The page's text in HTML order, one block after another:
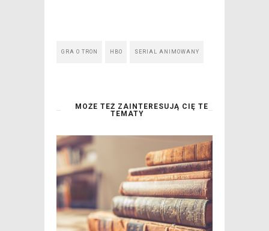
GRA O TRON HBO SERIAL ANIMOWANY
MOŻE TEŻ ZAINTERESUJĄ CIĘ TE
TEMATY